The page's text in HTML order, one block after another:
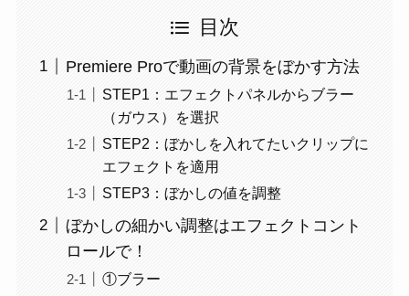
目次
Premiere Proで動画の背景をぼかす方法
STEP1：エフェクトパネルからブラー
（ガウス）を選択
STEP2：ぼかしを入れてたいクリップに
エフェクトを適用
STEP3：ぼかしの値を調整
ぼかしの細かい調整はエフェクトコント
ロールで！
①ブラー